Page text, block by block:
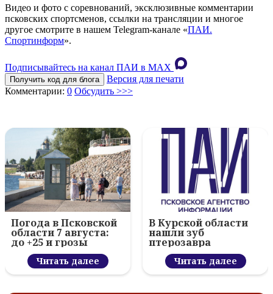
Видео и фото с соревнований, эксклюзивные комментарии
псковских спортсменов, ссылки на трансляции и многое
другое смотрите в нашем Telegram-канале «ПАИ.
Спортинформ».
Подписывайтесь на канал ПАИ в MAХ
Получить код для блога
Версия для печати
Комментарии: 0 Обсудить >>>
Погода в Псковской
области 7 августа:
до +25 и грозы
Читать далее
В Курской области
нашли зуб
птерозавра
Читать далее